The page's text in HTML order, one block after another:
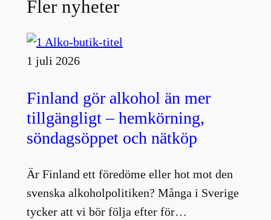
Fler nyheter
1 juli 2026
Finland gör alkohol än mer
tillgängligt – hemkörning,
söndagsöppet och nätköp
Är Finland ett föredöme eller hot mot den
svenska alkoholpolitiken? Många i Sverige
tycker att vi bör följa efter för…